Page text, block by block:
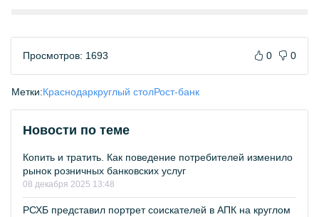
Просмотров: 1693 0 0
Метки:Краснодаркруглый столРост-банк
Новости по теме
Копить и тратить. Как поведение потребителей изменило
рынок розничных банковских услуг
08 декабря 2025 13:48
РСХБ представил портрет соискателей в АПК на круглом